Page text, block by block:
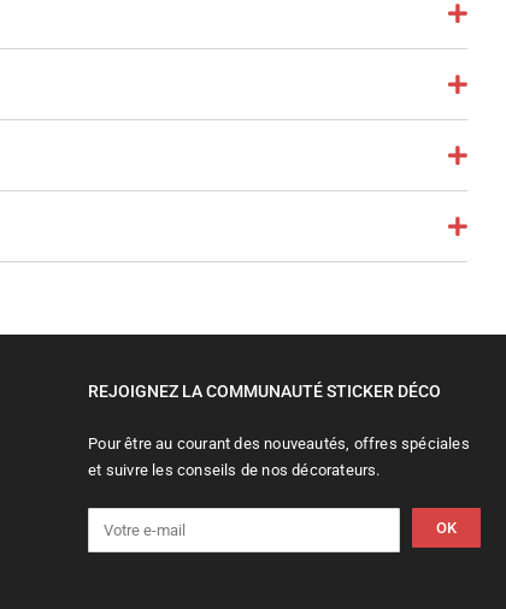
REJOIGNEZ LA COMMUNAUTÉ STICKER DÉCO
Pour être au courant des nouveautés, offres spéciales
et suivre les conseils de nos décorateurs.
OK